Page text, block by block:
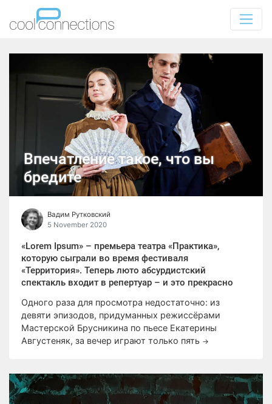
Впечатление такое, что вы
бредите
Вадим Рутковский
5 November 2020
«Lorem Ipsum» – премьера театра «Практика»,
которую сыграли во время фестиваля
«Территория». Теперь люто абсурдистский
спектакль входит в репертуар – и это прекрасно
Одного раза для просмотра недостаточно: из
девяти эпизодов, придуманных режиссёрами
Мастерской Брусникина по пьесе Екатерины
Августеняк, за вечер играют только пять →